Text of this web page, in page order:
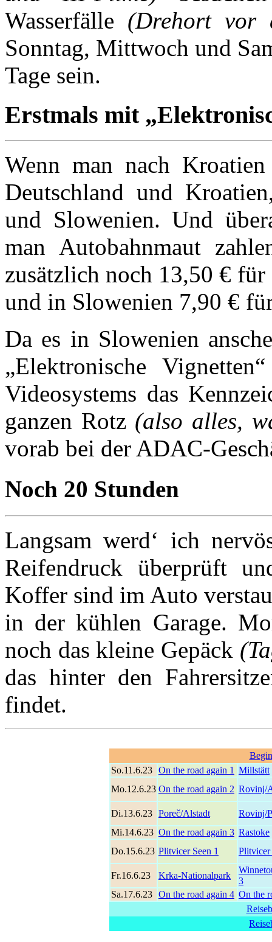
Wasserfälle (Drehort vor
Sonntag, Mittwoch und
Tage sein.
Erstmals mit
Wenn man nach
Deutschland und
und Slowenien. Und
man Autobahnmaut
zusätzlich noch 13,50 €
und in Slowenien 7,90 €
Da es in Slowenien
„Elektronische
Videosystems das
ganzen Rotz (also alles,
vorab bei der ADAC-
Noch 20 Stunden
Langsam werd‘ ich
Reifendruck überprüft
Koffer sind im Auto
in der kühlen Garage.
noch das kleine Gepäck
das hinter den
findet.
So.11.6.23 On the road again 1 Millstätt
Mo.12.6.23 On the road again 2 Rovinj/
Di.13.6.23 Poreč/Alstadt
Rovinj/
Mi.14.6.23 On the road again 3 Rastoke
Do.15.6.23 Plitvicer Seen 1 Plitvicer
Fr.16.6.23 Krka-Nationalpark
3
Sa.17.6.23 On the road again 4 On the